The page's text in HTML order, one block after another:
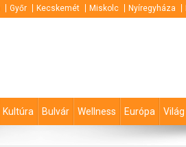
Győr Kecskemét Miskolc Nyíregyháza
Kultúra Bulvár Wellness Európa Világ